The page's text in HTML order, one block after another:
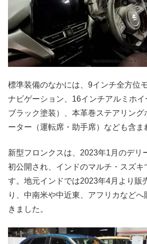
標準装備のなかには、9インチ全方位
ナビゲーション、16インチアルミホイ
ブラック塗装）、本革巻ステアリング
ーター（運転席・助手席）なども含ま
新型フロンクスは、2023年1月のデリ
初公開され、インドのマルチ・スズキ
す。地元インドでは2023年4月より販
り、中南米や中近東、アフリカなどへ
きました。